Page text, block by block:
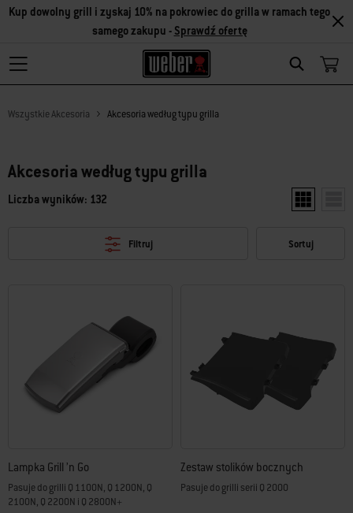
Search
Kup dowolny grill i zyskaj 10% na pokrowiec do grilla w ramach tego
samego zakupu - Sprawdź ofertę
Wszystkie Akcesoria Akcesoria według typu grilla
Akcesoria według typu grilla
Liczba wyników: 132 Pokaż dwa
Filtruj Sortuj
Lampka Grill ’n Go
Pasuje do grilli Q 1100N, Q 1200N, Q
2100N, Q 2200N i Q 2800N+
Zestaw stolików bocznych
Pasuje do grilli serii Q 2000